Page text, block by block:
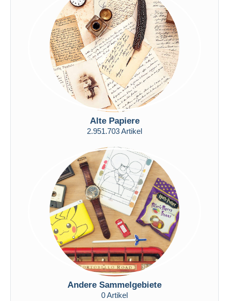
Alte Papiere
2.951.703 Artikel
Andere Sammelgebiete
0 Artikel